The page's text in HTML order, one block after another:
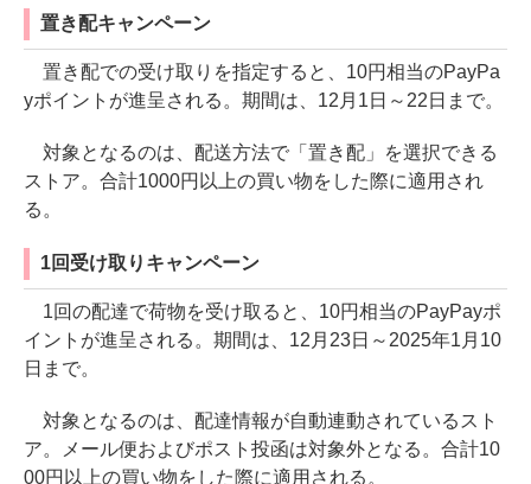
置き配キャンペーン
置き配での受け取りを指定すると、10円相当のPayPa
yポイントが進呈される。期間は、12月1日～22日まで。
対象となるのは、配送方法で「置き配」を選択できる
ストア。合計1000円以上の買い物をした際に適用され
る。
1回受け取りキャンペーン
1回の配達で荷物を受け取ると、10円相当のPayPayポ
イントが進呈される。期間は、12月23日～2025年1月10
日まで。
対象となるのは、配達情報が自動連動されているスト
ア。メール便およびポスト投函は対象外となる。合計10
00円以上の買い物をした際に適用される。